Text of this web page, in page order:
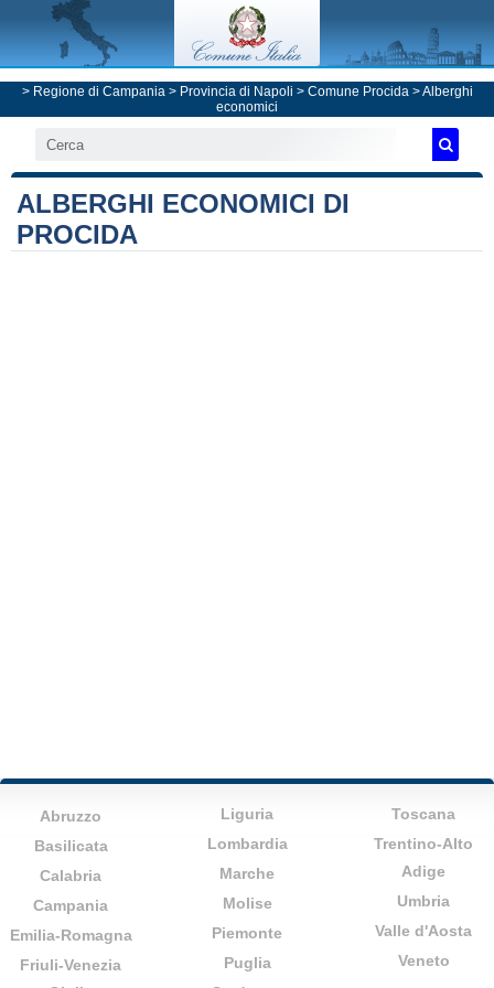
> Regione di Campania> Provincia di Napoli > Comune Procida> Alberghi
economici
ALBERGHI ECONOMICI DI
PROCIDA
Abruzzo
Basilicata
Calabria
Campania
Emilia-Romagna
Friuli-Venezia
Liguria
Lombardia
Marche
Molise
Piemonte
Puglia
Toscana
Trentino-Alto
Adige
Umbria
Valle d'Aosta
Veneto